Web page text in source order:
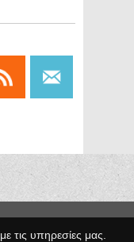
τις υπηρεσίες μας.